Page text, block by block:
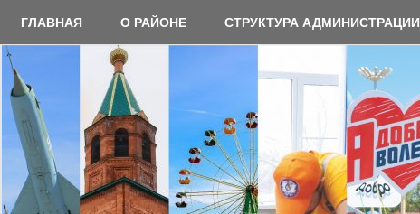
содержимому
ГЛАВНАЯ О РАЙОНЕ СТРУКТУРА АДМИНИСТРАЦИИ